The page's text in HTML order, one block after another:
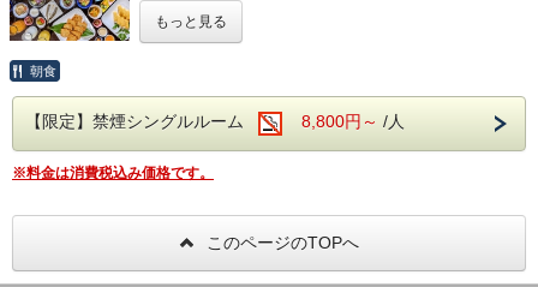
便利な立地を活かしたお手軽な観光をお楽しみ下さいませ。
高知名物「鰹のタタキ」「じゃこ天」など、和食を中心とし
たバイキング料理をお楽しみください。
ます。
【場所】ホテル真裏または両隣り（契約コインパーキング）
【料金】1台１０００円（税込）
もっと見る
朝食
【限定】禁煙シングルルーム 8,800円～ /人
※料金は消費税込み価格です。
このページのTOPへ